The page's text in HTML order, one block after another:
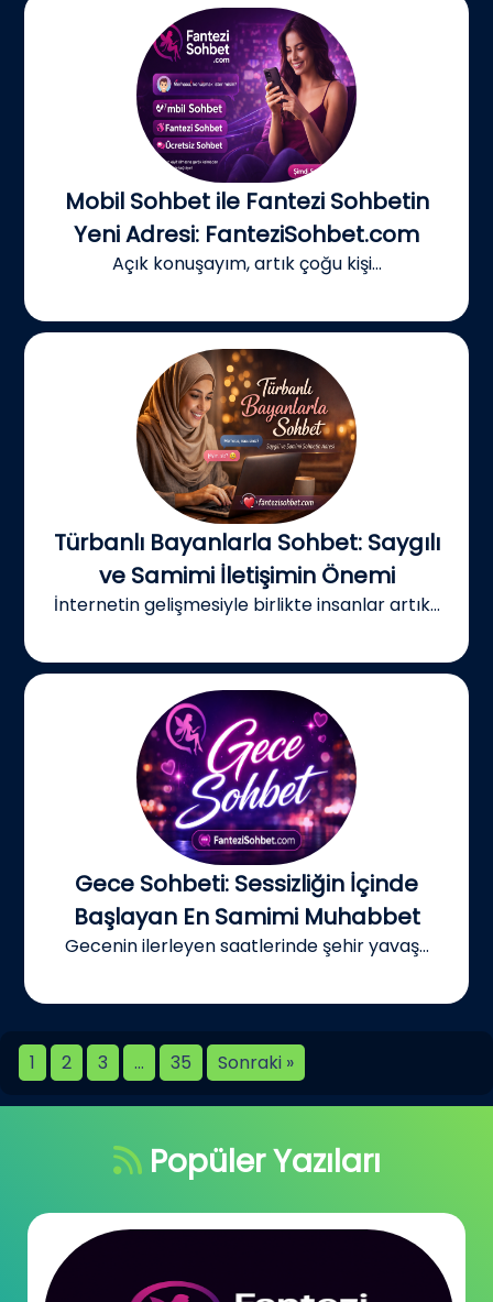
Mobil Sohbet ile Fantezi Sohbetin
Yeni Adresi: FanteziSohbet.com
Açık konuşayım, artık çoğu kişi...
Türbanlı Bayanlarla Sohbet: Saygılı
ve Samimi İletişimin Önemi
İnternetin gelişmesiyle birlikte insanlar artık...
Gece Sohbeti: Sessizliğin İçinde
Başlayan En Samimi Muhabbet
Gecenin ilerleyen saatlerinde şehir yavaş...
1 2 3 … 35 Sonraki »
Popüler Yazıları